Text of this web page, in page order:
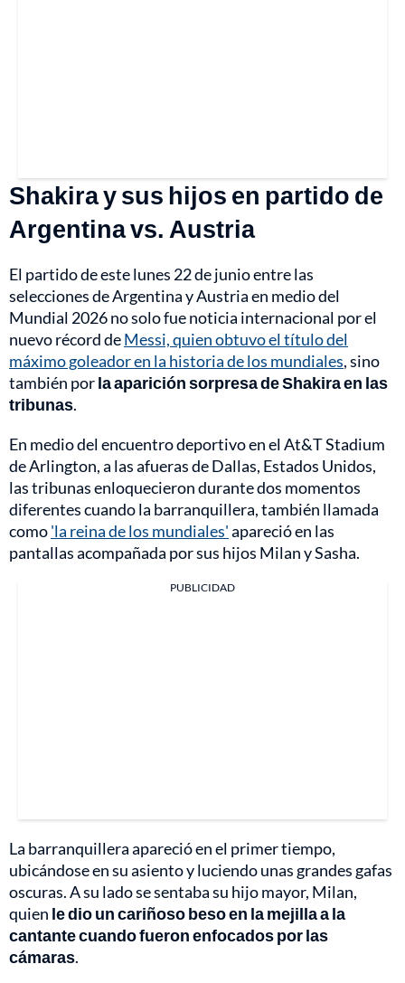
Shakira y sus hijos en partido de
Argentina vs. Austria
El partido de este lunes 22 de junio entre las
selecciones de Argentina y Austria en medio del
Mundial 2026 no solo fue noticia internacional por el
nuevo récord deMessi, quien obtuvo el título del
máximo goleador en la historia de los mundiales, sino
también porla aparición sorpresa de Shakira en las
tribunas.
En medio del encuentro deportivo en el At&T Stadium
de Arlington, a las afueras de Dallas, Estados Unidos,
las tribunas enloquecieron durante dos momentos
diferentes cuando la barranquillera, también llamada
como'la reina de los mundiales'apareció en las
pantallas acompañada por sus hijos Milan y Sasha.
PUBLICIDAD
La barranquillera apareció en el primer tiempo,
ubicándose en su asiento y luciendo unas grandes gafas
oscuras. A su lado se sentaba su hijo mayor, Milan,
quien le dio un cariñoso beso en la mejilla a la
cantante cuando fueron enfocados por las
cámaras.